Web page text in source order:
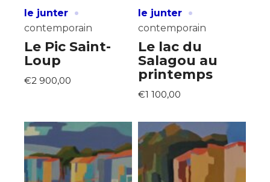
le junter ·
contemporain
Le Pic Saint-
Loup
€2 900,00
le junter ·
contemporain
Le lac du
Salagou au
printemps
€1 100,00